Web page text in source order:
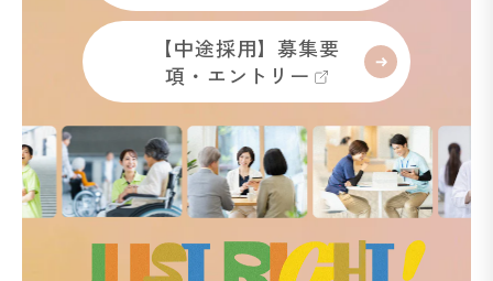
【中途採用】募集要
項・エントリー